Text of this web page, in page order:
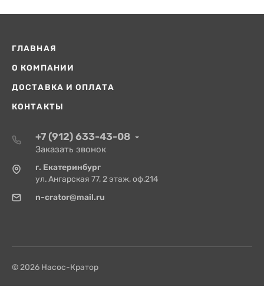
ГЛАВНАЯ
О КОМПАНИИ
ДОСТАВКА И ОПЛАТА
КОНТАКТЫ
+7 (912) 633-43-08
Заказать звонок
г. Екатеринбург
ул. Ангарская 77, 2 этаж, оф.214
n-crator@mail.ru
© 2026 Насос-Кратор